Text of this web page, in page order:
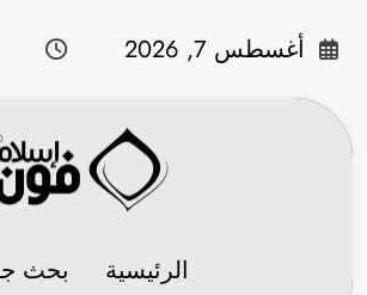
أغسطس 7, 2026
الرئيسية بحث